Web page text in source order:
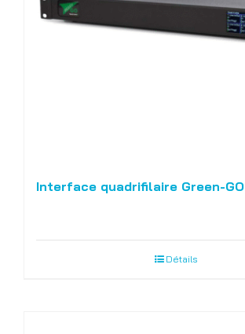
Interface quadrifilaire Green-GO
Détails